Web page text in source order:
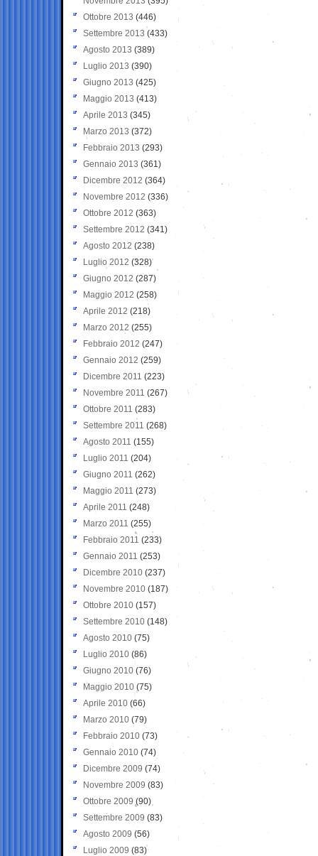
Ottobre 2013 (446)
Settembre 2013 (433)
Agosto 2013 (389)
Luglio 2013 (390)
Giugno 2013 (425)
Maggio 2013 (413)
Aprile 2013 (345)
Marzo 2013 (372)
Febbraio 2013 (293)
Gennaio 2013 (361)
Dicembre 2012 (364)
Novembre 2012 (336)
Ottobre 2012 (363)
Settembre 2012 (341)
Agosto 2012 (238)
Luglio 2012 (328)
Giugno 2012 (287)
Maggio 2012 (258)
Aprile 2012 (218)
Marzo 2012 (255)
Febbraio 2012 (247)
Gennaio 2012 (259)
Dicembre 2011 (223)
Novembre 2011 (267)
Ottobre 2011 (283)
Settembre 2011 (268)
Agosto 2011 (155)
Luglio 2011 (204)
Giugno 2011 (262)
Maggio 2011 (273)
Aprile 2011 (248)
Marzo 2011 (255)
Febbraio 2011 (233)
Gennaio 2011 (253)
Dicembre 2010 (237)
Novembre 2010 (187)
Ottobre 2010 (157)
Settembre 2010 (148)
Agosto 2010 (75)
Luglio 2010 (86)
Giugno 2010 (76)
Maggio 2010 (75)
Aprile 2010 (66)
Marzo 2010 (79)
Febbraio 2010 (73)
Gennaio 2010 (74)
Dicembre 2009 (74)
Novembre 2009 (83)
Ottobre 2009 (90)
Settembre 2009 (83)
Agosto 2009 (56)
Luglio 2009 (83)